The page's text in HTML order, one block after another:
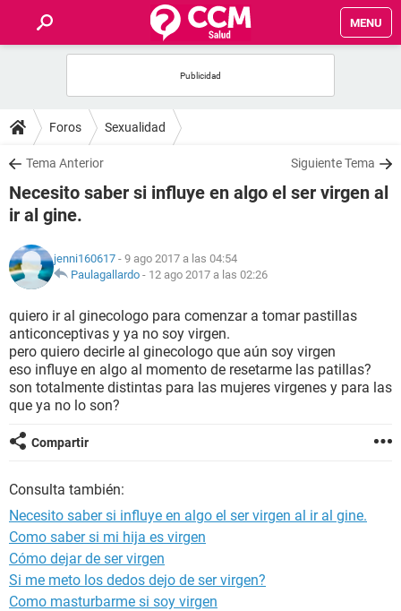
MENU
FOROS
SALUD
FAMILIA
NUTRICIÓN
SEXUALIDAD
GLOSARIO
Foros Sexualidad
Tema Anterior Siguiente Tema
Necesito saber si influye en algo el ser virgen al
ir al gine.
jenni160617 - 9 ago 2017 a las 04:54
Paulagallardo - 12 ago 2017 a las 02:26
quiero ir al ginecologo para comenzar a tomar pastillas
anticonceptivas y ya no soy virgen.
pero quiero decirle al ginecologo que aún soy virgen
eso influye en algo al momento de resetarme las patillas?
son totalmente distintas para las mujeres virgenes y para las
que ya no lo son?
Compartir
Consulta también:
Necesito saber si influye en algo el ser virgen al ir al gine.
Como saber si mi hija es virgen
Cómo dejar de ser virgen
Si me meto los dedos dejo de ser virgen?
Como masturbarme si soy virgen